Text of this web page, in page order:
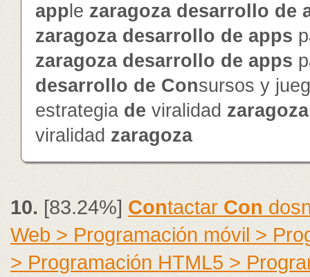
app le zaragoza desarrollo de
zaragoza desarrollo de apps
zaragoza desarrollo de apps
desarrollo de Consursos y
estrategia de viralidad zaragoza
viralidad zaragoza
10.[83.24%]ContactarCon
Web > Programación móvil >
> Programación HTML5 >